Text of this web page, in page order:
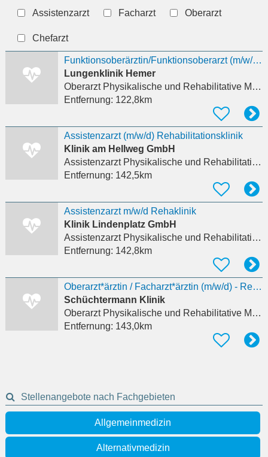
Assistenzarzt Facharzt Oberarzt
Chefarzt
Funktionsoberärztin/Funktionsoberarzt (m/w/d) Pneumologische Frührehabilitation
Lungenklinik Hemer
Oberarzt Physikalische und Rehabilitative Medizin
Entfernung: 122,8km
Assistenzarzt (m/w/d) Rehabilitationsklinik
Klinik am Hellweg GmbH
Assistenzarzt Physikalische und Rehabilitative Medizin
Entfernung: 142,5km
Assistenzarzt m/w/d Rehaklinik
Klinik Lindenplatz GmbH
Assistenzarzt Physikalische und Rehabilitative Medizin
Entfernung: 142,8km
Oberarzt*ärztin / Facharzt*ärztin (m/w/d) - Rehabilitation
Schüchtermann Klinik
Oberarzt Physikalische und Rehabilitative Medizin
Entfernung: 143,0km
Stellenangebote nach Fachgebieten
Allgemeinmedizin
Alternativmedizin